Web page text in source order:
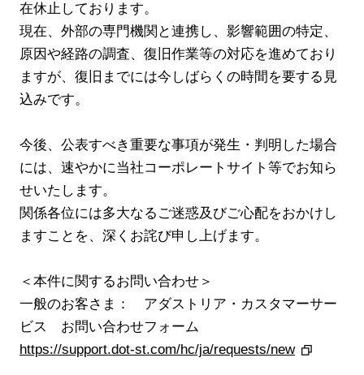
ブランド紹介
店舗検索
ニュース
企業情報
採用情報
在休止しております。
現在、外部の専門機関と連携し、影響範囲の特定、
原因や経路の調査、復旧作業等の対応を進めており
ますが、復旧までには今しばらくの時間を要する見
込みです。
今後、公表すべき重要な事項が発生・判明した場合
には、速やかに当社コーポレートサイト等でお知ら
せいたします。
関係各位には多大なるご迷惑及びご心配をおかけし
ますことを、深くお詫び申し上げます。
＜本件に関するお問い合わせ＞
一般のお客さま： アダストリア・カスタマーサー
ビス お問い合わせフォーム
https://support.dot-st.com/hc/ja/requests/new